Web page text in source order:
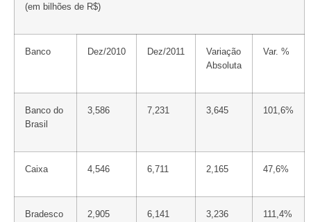
(em bilhões de R$)
Banco Dez/2010 Dez/2011
Variação
Absoluta
Var. %
Banco do
Brasil
3,586 7,231 3,645 101,6%
Caixa 4,546 6,711 2,165 47,6%
Bradesco 2,905 6,141 3,236 111,4%